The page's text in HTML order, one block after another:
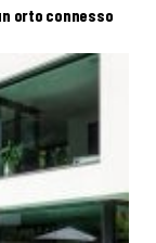
orto connesso